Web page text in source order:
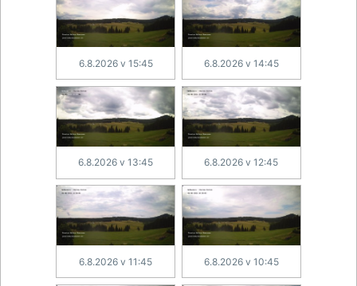
6.8.2026 v 15:45 6.8.2026 v 14:45
6.8.2026 v 13:45 6.8.2026 v 12:45
6.8.2026 v 11:45 6.8.2026 v 10:45